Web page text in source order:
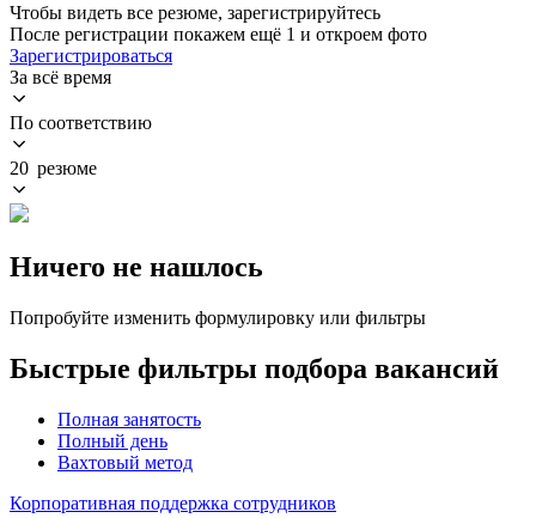
Чтобы видеть все резюме, зарегистрируйтесь
После регистрации покажем ещё 1 и откроем фото
Зарегистрироваться
За всё время
По соответствию
20 резюме
Ничего не нашлось
Попробуйте изменить формулировку или фильтры
Быстрые фильтры подбора вакансий
Полная занятость
Полный день
Вахтовый метод
Корпоративная поддержка сотрудников